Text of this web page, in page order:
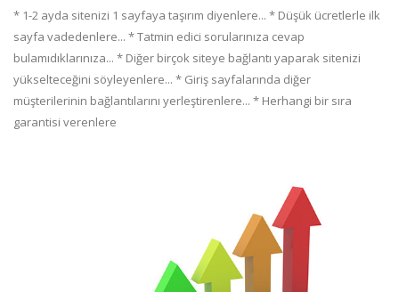
* 1-2 ayda sitenizi 1 sayfaya taşırım diyenlere... * Düşük ücretlerle ilk
sayfa vadedenlere... * Tatmin edici sorularınıza cevap
bulamıdıklarınıza... * Diğer birçok siteye bağlantı yaparak sitenizi
yükselteceğini söyleyenlere... * Giriş sayfalarında diğer
müşterilerinin bağlantılarını yerleştirenlere... * Herhangi bir sıra
garantisi verenlere